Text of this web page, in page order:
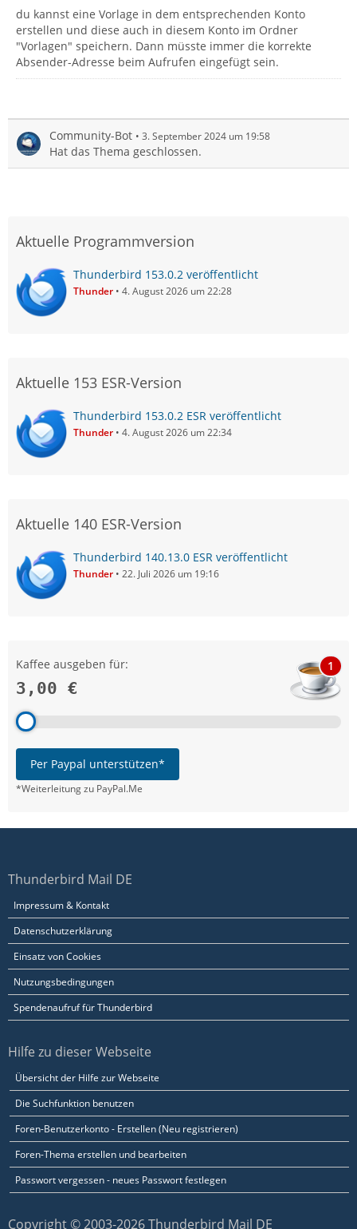
du kannst eine Vorlage in dem entsprechenden Konto
erstellen und diese auch in diesem Konto im Ordner
"Vorlagen" speichern. Dann müsste immer die korrekte
Absender-Adresse beim Aufrufen eingefügt sein.
Community-Bot 3. September 2024 um 19:58
Hat das Thema geschlossen.
Aktuelle Programmversion
Thunderbird 153.0.2 veröffentlicht
Thunder 4. August 2026 um 22:28
Aktuelle 153 ESR-Version
Thunderbird 153.0.2 ESR veröffentlicht
Thunder 4. August 2026 um 22:34
Aktuelle 140 ESR-Version
Thunderbird 140.13.0 ESR veröffentlicht
Thunder 22. Juli 2026 um 19:16
Kaffee ausgeben für:
3,00 €
1
Per Paypal unterstützen*
*Weiterleitung zu PayPal.Me
Thunderbird Mail DE
Impressum & Kontakt
Datenschutzerklärung
Einsatz von Cookies
Nutzungsbedingungen
Spendenaufruf für Thunderbird
Hilfe zu dieser Webseite
Übersicht der Hilfe zur Webseite
Die Suchfunktion benutzen
Foren-Benutzerkonto - Erstellen (Neu registrieren)
Foren-Thema erstellen und bearbeiten
Passwort vergessen - neues Passwort festlegen
Copyright © 2003-2026 Thunderbird Mail DE